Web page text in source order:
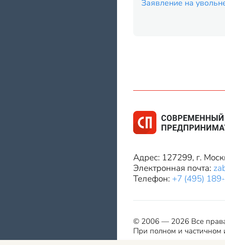
Заявление на
Адрес: 127299, г.
Электронная почта:
Телефон: +7 (495)
© 2006 — 2026 Все
При полном и частичном